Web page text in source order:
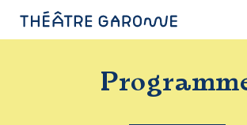
PROGRAMME
INFOS PRATIQUES